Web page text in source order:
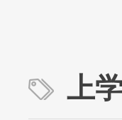
上